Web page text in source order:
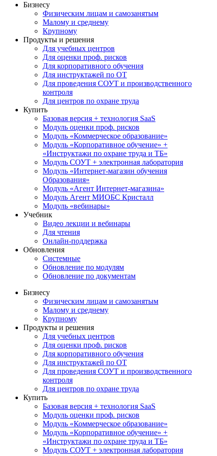
Бизнесу
Физическим лицам и самозанятым
Малому и среднему
Крупному
Продукты и решения
Для учебных центров
Для оценки проф. рисков
Для корпоративного обучения
Для инструктажей по ОТ
Для проведения СОУТ и производственного
контроля
Для центров по охране труда
Купить
Базовая версия + технология SaaS
Модуль оценки проф. рисков
Модуль «Коммерческое образование»
Модуль «Корпоративное обучение» +
«Инструктажи по охране труда и ТБ»
Модуль СОУТ + электронная лаборатория
Модуль «Интернет-магазин обучения
Образования»
Модуль «Агент Интернет-магазина»
Модуль Агент МИОБС Кристалл
Модуль «вебинары»
Учебник
Видео лекции и вебинары
Для чтения
Онлайн-поддержка
Обновления
Системные
Обновление по модулям
Обновление по документам
Бизнесу
Физическим лицам и самозанятым
Малому и среднему
Крупному
Продукты и решения
Для учебных центров
Для оценки проф. рисков
Для корпоративного обучения
Для инструктажей по ОТ
Для проведения СОУТ и производственного
контроля
Для центров по охране труда
Купить
Базовая версия + технология SaaS
Модуль оценки проф. рисков
Модуль «Коммерческое образование»
Модуль «Корпоративное обучение» +
«Инструктажи по охране труда и ТБ»
Модуль СОУТ + электронная лаборатория